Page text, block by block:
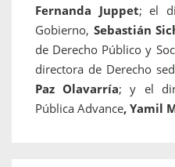
Fernanda Juppet; el
Gobierno, Sebastián
de Derecho Público y
directora de Derecho
Paz Olavarría; y el
Pública Advance, Yamil